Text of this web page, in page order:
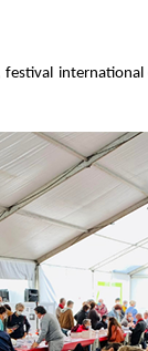
festival